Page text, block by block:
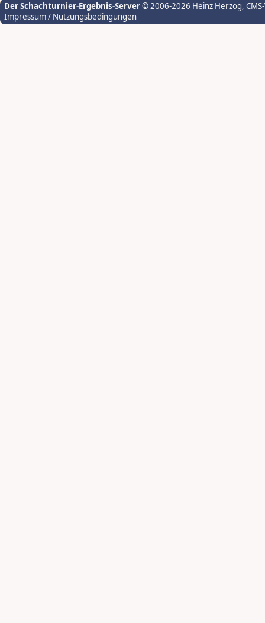
Der Schachturnier-Ergebnis-Server© 2006-2026 Heinz Herzog,
Impressum / Nutzungsbedingungen